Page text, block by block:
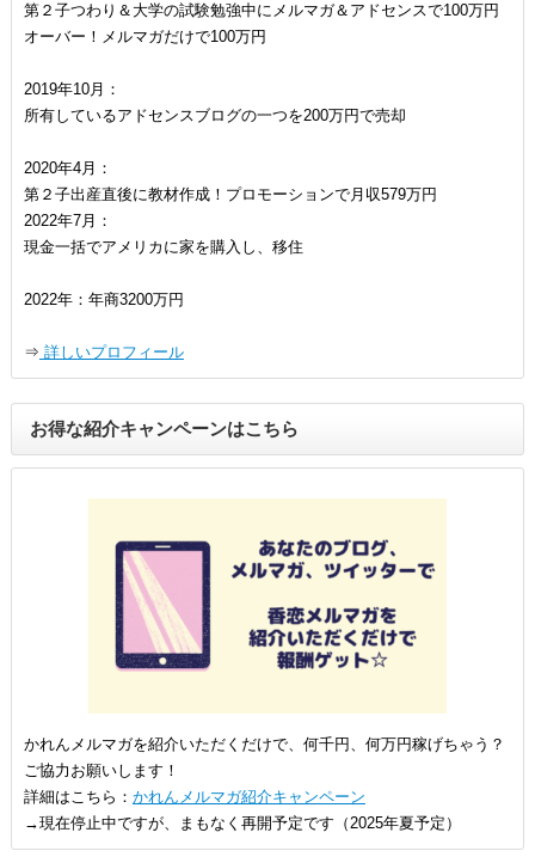
第２子つわり＆大学の試験勉強中にメルマガ＆アドセンスで100万円
オーバー！メルマガだけで100万円
2019年10月：
所有しているアドセンスブログの一つを200万円で売却
2020年4月：
第２子出産直後に教材作成！プロモーションで月収579万円
2022年7月：
現金一括でアメリカに家を購入し、移住
2022年：年商3200万円
⇒ 詳しいプロフィール
お得な紹介キャンペーンはこちら
かれんメルマガを紹介いただくだけで、何千円、何万円稼げちゃう？
ご協力お願いします！
詳細はこちら： かれんメルマガ紹介キャンペーン
→現在停止中ですが、まもなく再開予定です（2025年夏予定）